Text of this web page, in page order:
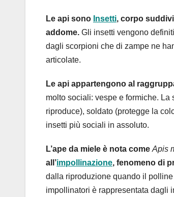
Le api sono Insetti, corpo
addome. Gli insetti vengono
dagli scorpioni che di zampe ne
articolate.
Le api appartengono al
molto sociali: vespe e formiche.
riproduce), soldato (protegge la
insetti più sociali in assoluto.
L’ape da miele è nota come Apis
all’impollinazione, fenomeno di
dalla riproduzione quando il
impollinatori è rappresentata dagli